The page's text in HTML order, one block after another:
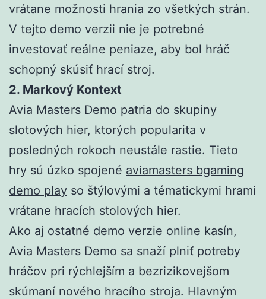
vrátane možnosti hrania zo všetkých strán.
V tejto demo verzii nie je potrebné
investovať reálne peniaze, aby bol hráč
schopný skúsiť hrací stroj.
2. Markový Kontext
Avia Masters Demo patria do skupiny
slotových hier, ktorých popularita v
posledných rokoch neustále rastie. Tieto
hry sú úzko spojené aviamasters bgaming
demo play so štýlovými a tématickymi hrami
vrátane hracích stolových hier.
Ako aj ostatné demo verzie online kasín,
Avia Masters Demo sa snaží plniť potreby
hráčov pri rýchlejším a bezrizikovejšom
skúmaní nového hracího stroja. Hlavným